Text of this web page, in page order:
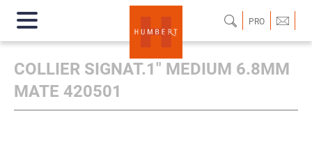
PRO
COLLIER SIGNAT.1" MEDIUM 6.8MM
MATE 420501